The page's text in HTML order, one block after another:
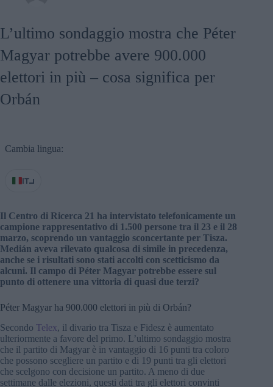
L’ultimo sondaggio mostra che Péter
Magyar potrebbe avere 900.000
elettori in più – cosa significa per
Orbán
Cambia lingua:
IT
Il Centro di Ricerca 21 ha intervistato telefonicamente un
campione rappresentativo di 1.500 persone tra il 23 e il 28
marzo, scoprendo un vantaggio sconcertante per Tisza.
Medián aveva rilevato qualcosa di simile in precedenza,
anche se i risultati sono stati accolti con scetticismo da
alcuni. Il campo di Péter Magyar potrebbe essere sul
punto di ottenere una vittoria di quasi due terzi?
Péter Magyar ha 900.000 elettori in più di Orbán?
Secondo Telex, il divario tra Tisza e Fidesz è aumentato
ulteriormente a favore del primo. L’ultimo sondaggio mostra
che il partito di Magyar è in vantaggio di 16 punti tra coloro
che possono scegliere un partito e di 19 punti tra gli elettori
che scelgono con decisione un partito. A meno di due
settimane dalle elezioni, questi dati tra gli elettori convinti